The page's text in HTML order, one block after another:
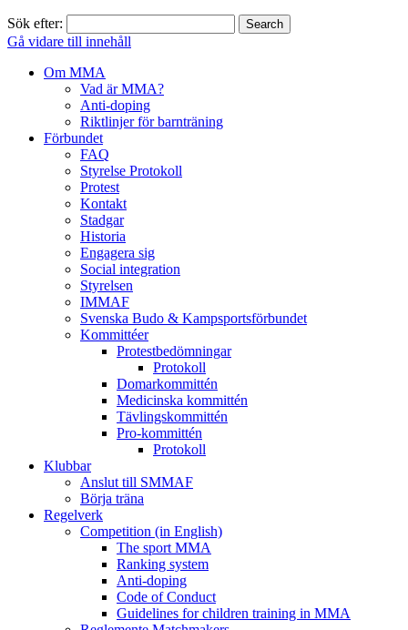
Sök efter:
Gå vidare till innehåll
Om MMA
Vad är MMA?
Anti-doping
Riktlinjer för barnträning
Förbundet
FAQ
Styrelse Protokoll
Protest
Kontakt
Stadgar
Historia
Engagera sig
Social integration
Styrelsen
IMMAF
Svenska Budo & Kampsportsförbundet
Kommittéer
Protestbedömningar
Protokoll
Domarkommittén
Medicinska kommittén
Tävlingskommittén
Pro-kommittén
Protokoll
Klubbar
Anslut till SMMAF
Börja träna
Regelverk
Competition (in English)
The sport MMA
Ranking system
Anti-doping
Code of Conduct
Guidelines for children training in MMA